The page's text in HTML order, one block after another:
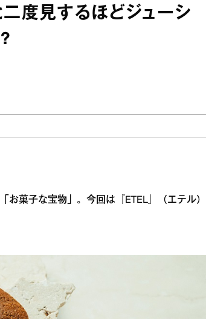
二度見するほどジューシ
菓子な宝物」。今回は『ETEL』（エテル）